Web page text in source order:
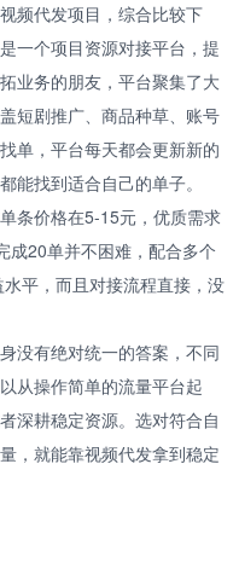
频代发项目，综合比较下
一个项目资源对接平台，提
业务的朋友，平台聚集了大
短剧推广、商品种草、账号
单，平台每天都会更新新的
能找到适合自己的单子。
条价格在5-15元，优质需求
成20单并不困难，配合多个
平，而且对接流程直接，没
没有绝对统一的答案，不同
从操作简单的流量平台起
深耕稳定资源。选对符合自
，就能靠视频代发拿到稳定